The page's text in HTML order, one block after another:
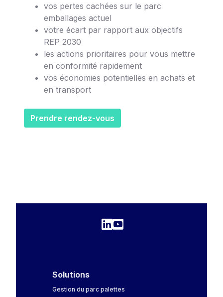
vos pertes cachées sur le parc
emballages actuel
votre écart par rapport aux objectifs
REP 2030
les actions prioritaires pour vous mettre
en conformité rapidement
vos économies potentielles en achats et
en transport
Prendre rendez-vous
Solutions
Gestion du parc palettes